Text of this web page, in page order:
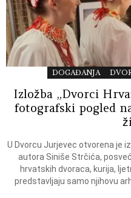
DOGAĐANJA
Izložba „Dvorci
fotografski pogled
U Dvorcu Jurjevec otvorena je
autora Siniše Strčića,
hrvatskih dvoraca, kurija,
predstavljaju samo njihovu